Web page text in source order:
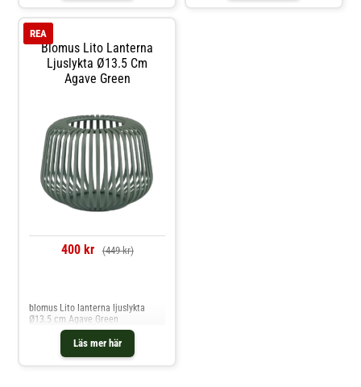
Blomus Lito Lanterna
Ljuslykta Ø13.5 Cm
Agave Green
REA
400 kr (449 kr)
Läs mer här
blomus Lito lanterna ljuslykta
Ø13.5 cm Agave Green